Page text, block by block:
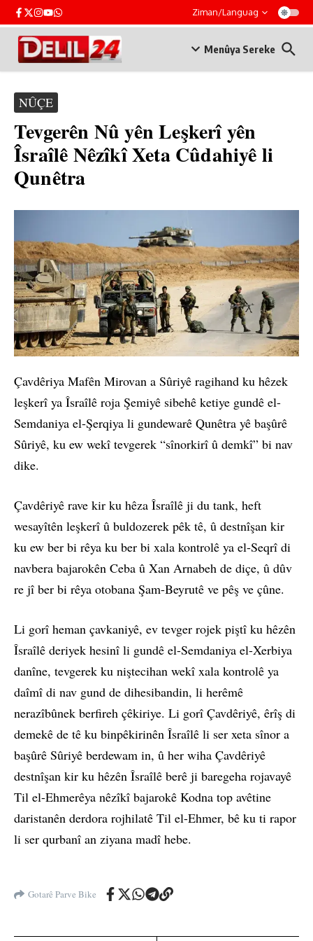
Skip to content Ziman/Languag
Menûya Sereke
NÛÇE
Tevgerên Nû yên Leşkerî yên
Îsraîlê Nêzîkî Xeta Cûdahiyê li
Qunêtra
Çavdêriya Mafên Mirovan a Sûriyê ragihand ku hêzek
leşkerî ya Îsraîlê roja Şemiyê sibehê ketiye gundê el-
Semdaniya el-Şerqiya li gundewarê Qunêtra yê başûrê
Sûriyê, ku ew wekî tevgerek “sînorkirî û demkî” bi nav
dike.
Çavdêriyê rave kir ku hêza Îsraîlê ji du tank, heft
wesayîtên leşkerî û buldozerek pêk tê, û destnîşan kir
ku ew ber bi rêya ku ber bi xala kontrolê ya el-Seqrî di
navbera bajarokên Ceba û Xan Arnabeh de diçe, û dûv
re jî ber bi rêya otobana Şam-Beyrutê ve pêş ve çûne.
Li gorî heman çavkaniyê, ev tevger rojek piştî ku hêzên
Îsraîlê deriyek hesinî li gundê el-Semdaniya el-Xerbiya
danîne, tevgerek ku niştecihan wekî xala kontrolê ya
daîmî di nav gund de dihesibandin, li herêmê
nerazîbûnek berfireh çêkiriye. Li gorî Çavdêriyê, êrîş di
demekê de tê ku binpêkirinên Îsraîlê li ser xeta sînor a
başûrê Sûriyê berdewam in, û her wiha Çavdêriyê
destnîşan kir ku hêzên Îsraîlê berê ji baregeha rojavayê
Til el-Ehmerêya nêzîkî bajarokê Kodna top avêtine
daristanên derdora rojhilatê Til el-Ehmer, bê ku ti rapor
li ser qurbanî an ziyana madî hebe.
Gotarê Parve Bike